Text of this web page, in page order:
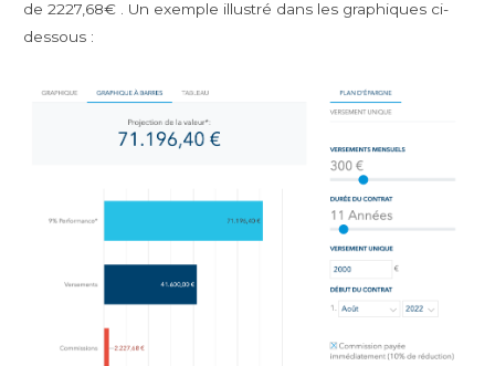
de 2227,68€ . Un exemple illustré dans les graphiques ci-
dessous :